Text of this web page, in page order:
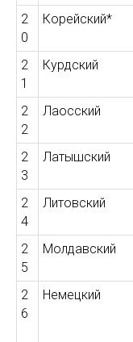
2
0
Корейский*
2
1
Курдский
2
2
Лаосский
2
3
Латышский
2
4
Литовский
2
5
Молдавский
2
6
Немецкий